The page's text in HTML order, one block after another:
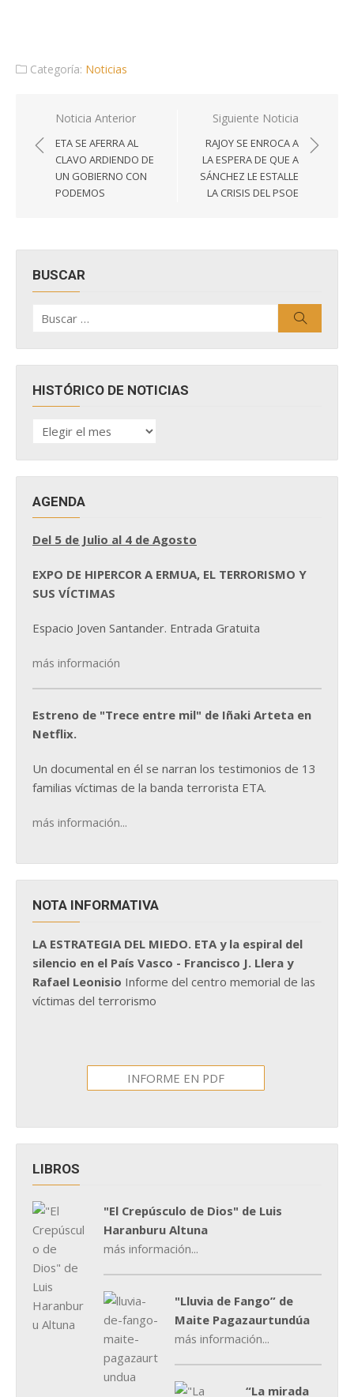
Categoría: Noticias
Navegación
de
entradas
Noticia Anterior
ETA SE AFERRA AL
CLAVO ARDIENDO DE
UN GOBIERNO CON
PODEMOS
Siguiente Noticia
RAJOY SE ENROCA A
LA ESPERA DE QUE A
SÁNCHEZ LE ESTALLE
LA CRISIS DEL PSOE
BUSCAR
por:
HISTÓRICO DE NOTICIAS
HISTÓRICO
DE
AGENDA
Del 5 de Julio al 4 de Agosto
EXPO DE HIPERCOR A ERMUA, EL TERRORISMO Y
SUS VÍCTIMAS
Espacio Joven Santander. Entrada Gratuita
más información
Estreno de "Trece entre mil" de Iñaki Arteta en
Netflix.
Un documental en él se narran los testimonios de 13
familias víctimas de la banda terrorista ETA.
más información...
NOTA INFORMATIVA
LA ESTRATEGIA DEL MIEDO. ETA y la espiral del
silencio en el País Vasco - Francisco J. Llera y
Rafael Leonisio Informe del centro memorial de las
víctimas del terrorismo
INFORME EN PDF
LIBROS
"El Crepúsculo de Dios" de Luis
Haranburu Altuna
más información...
"Lluvia de Fango” de
Maite Pagazaurtundúa
más información...
“La mirada